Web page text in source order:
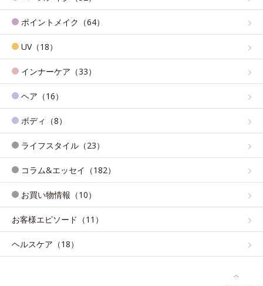
ポイントメイク（64）
UV（18）
インナーケア（33）
ヘア（16）
ボディ（8）
ライフスタイル（23）
コラム&エッセイ（182）
お買い物情報（10）
お客様エピソード（11）
ヘルスケア（18）